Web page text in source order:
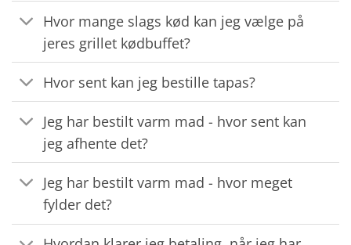
Hvor mange slags kød kan jeg vælge på
jeres grillet kødbuffet?
Hvor sent kan jeg bestille tapas?
Jeg har bestilt varm mad - hvor sent kan
jeg afhente det?
Jeg har bestilt varm mad - hvor meget
fylder det?